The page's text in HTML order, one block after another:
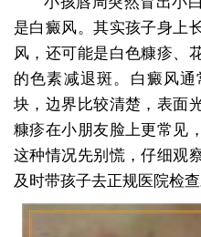
是白癜风。其实孩子身上
风，还可能是白色糠疹、
的色素减退斑。白癜风
块，边界比较清楚，表面
糠疹在小朋友脸上更常见
这种情况先别慌，仔细观
及时带孩子去正规医院检查